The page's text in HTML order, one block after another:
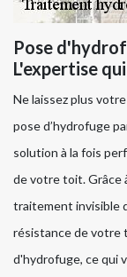
Pose
L'expertise
Ne laissez plus
pose d’hydrofuge
solution à la fois
de votre toit. Grâce
traitement invisible
résistance de votre
d'hydrofuge, ce qui